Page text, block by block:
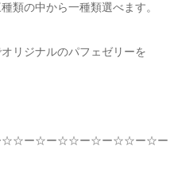
類の中から一種類選べます。
リジナルのパフェゼリーを
☆☆ー☆ー☆☆ー☆ー☆☆ー☆ー